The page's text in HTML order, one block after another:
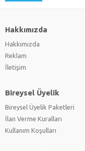
Hakkımızda
Hakkımızda
Reklam
İletişim
Bireysel Üyelik
Bireysel Üyelik Paketleri
İlan Verme Kuralları
Kullanım Koşulları